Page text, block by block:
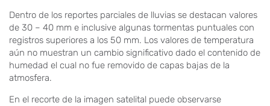
Dentro de los reportes parciales de lluvias se destacan valores
de 30 – 40 mm e inclusive algunas tormentas puntuales con
registros superiores a los 50 mm. Los valores de temperatura
aún no muestran un cambio significativo dado el contenido de
humedad el cual no fue removido de capas bajas de la
atmosfera.
En el recorte de la imagen satelital puede observarse